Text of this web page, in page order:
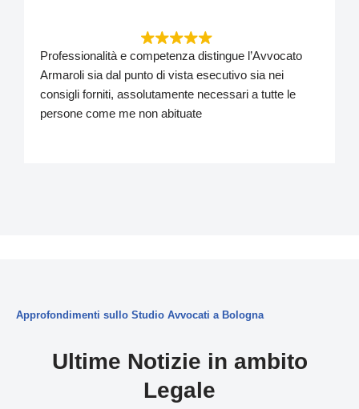
Professionalità e competenza distingue l’Avvocato
Armaroli sia dal punto di vista esecutivo sia nei
consigli forniti, assolutamente necessari a tutte le
persone come me non abituate
Approfondimenti sullo Studio Avvocati a Bologna
Ultime Notizie in ambito
Legale